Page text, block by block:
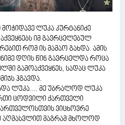
ლუკა კურტანიძე
იმ გავრცელებულ
რომ ის მამაო გახდა. ამის
დღის წინ გავრცელდა როცა
გამოაქვეყნეს, სადაც ლუკა
ჰგავდა.
ლუკა.... მე უბრალოდ ლუკა
ცოდვილი ქართველი
ვიცხოვრე
აღმასვლით მაგრამ მხოლოდ